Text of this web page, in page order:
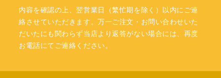
内容を確認の上、翌営業日（繁忙期を除く）以内にご連
絡させていただきます。万一ご注文・お問い合わせいた
だいたにも関わらず当店より返答がない場合には、再度
お電話にてご連絡ください。